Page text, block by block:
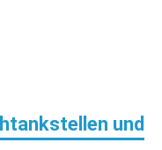
und